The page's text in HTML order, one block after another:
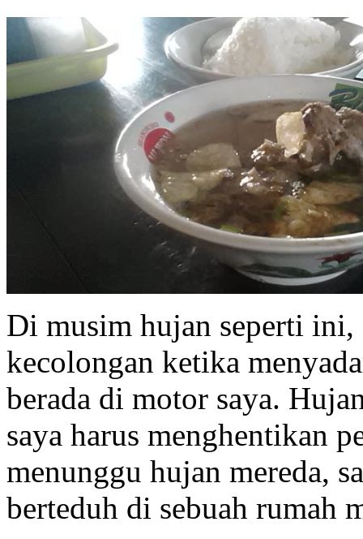
Di musim hujan seperti ini,
kecolongan ketika
berada di motor saya.
saya harus menghentikan
menunggu hujan mereda,
berteduh di sebuah rumah